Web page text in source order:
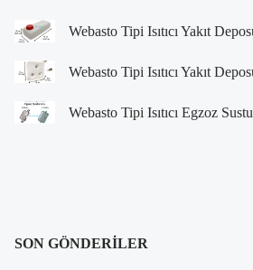
Webasto Tipi Isıtıcı Yakıt
Webasto Tipi Isıtıcı Yakıt
Webasto Tipi Isıtıcı Egzoz
SON GÖNDERILER